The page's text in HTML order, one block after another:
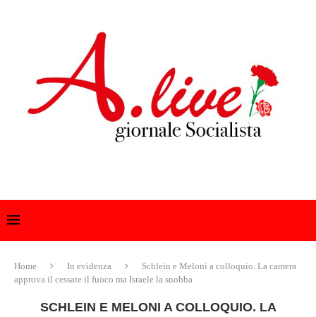
Home In evidenza
Schlein e Meloni a colloquio. La camera
approva il cessate il fuoco ma Israele la snobba
SCHLEIN E MELONI A COLLOQUIO. LA